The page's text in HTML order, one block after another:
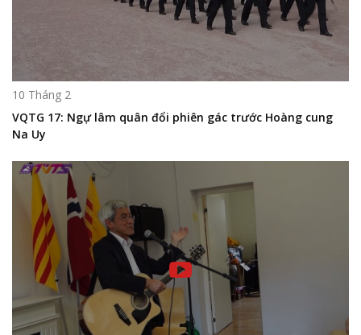
10 Tháng 2
VQTG 17: Ngự lâm quân đổi phiên gác trước Hoàng cung
Na Uy